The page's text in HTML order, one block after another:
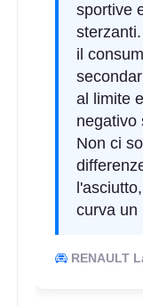
sportive
il
al limite
negativo
Non ci
curva un
RENAULT